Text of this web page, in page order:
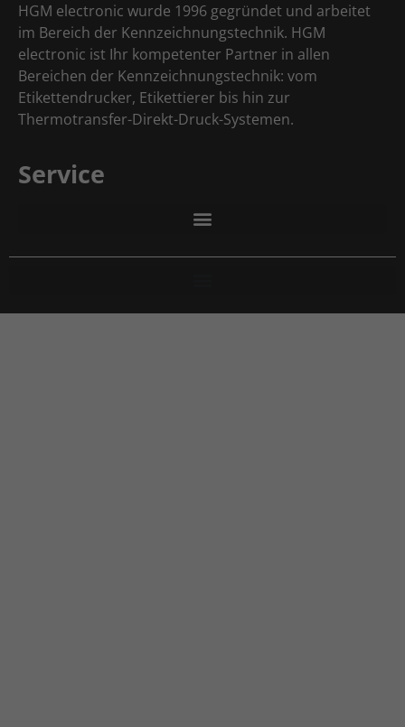
HGM electronic wurde 1996 gegründet und arbeitet
im Bereich der Kennzeichnungstechnik. HGM
electronic ist Ihr kompetenter Partner in allen
Bereichen der Kennzeichnungstechnik: vom
Etikettendrucker, Etikettierer bis hin zur
Thermotransfer-Direkt-Druck-Systemen.
Service